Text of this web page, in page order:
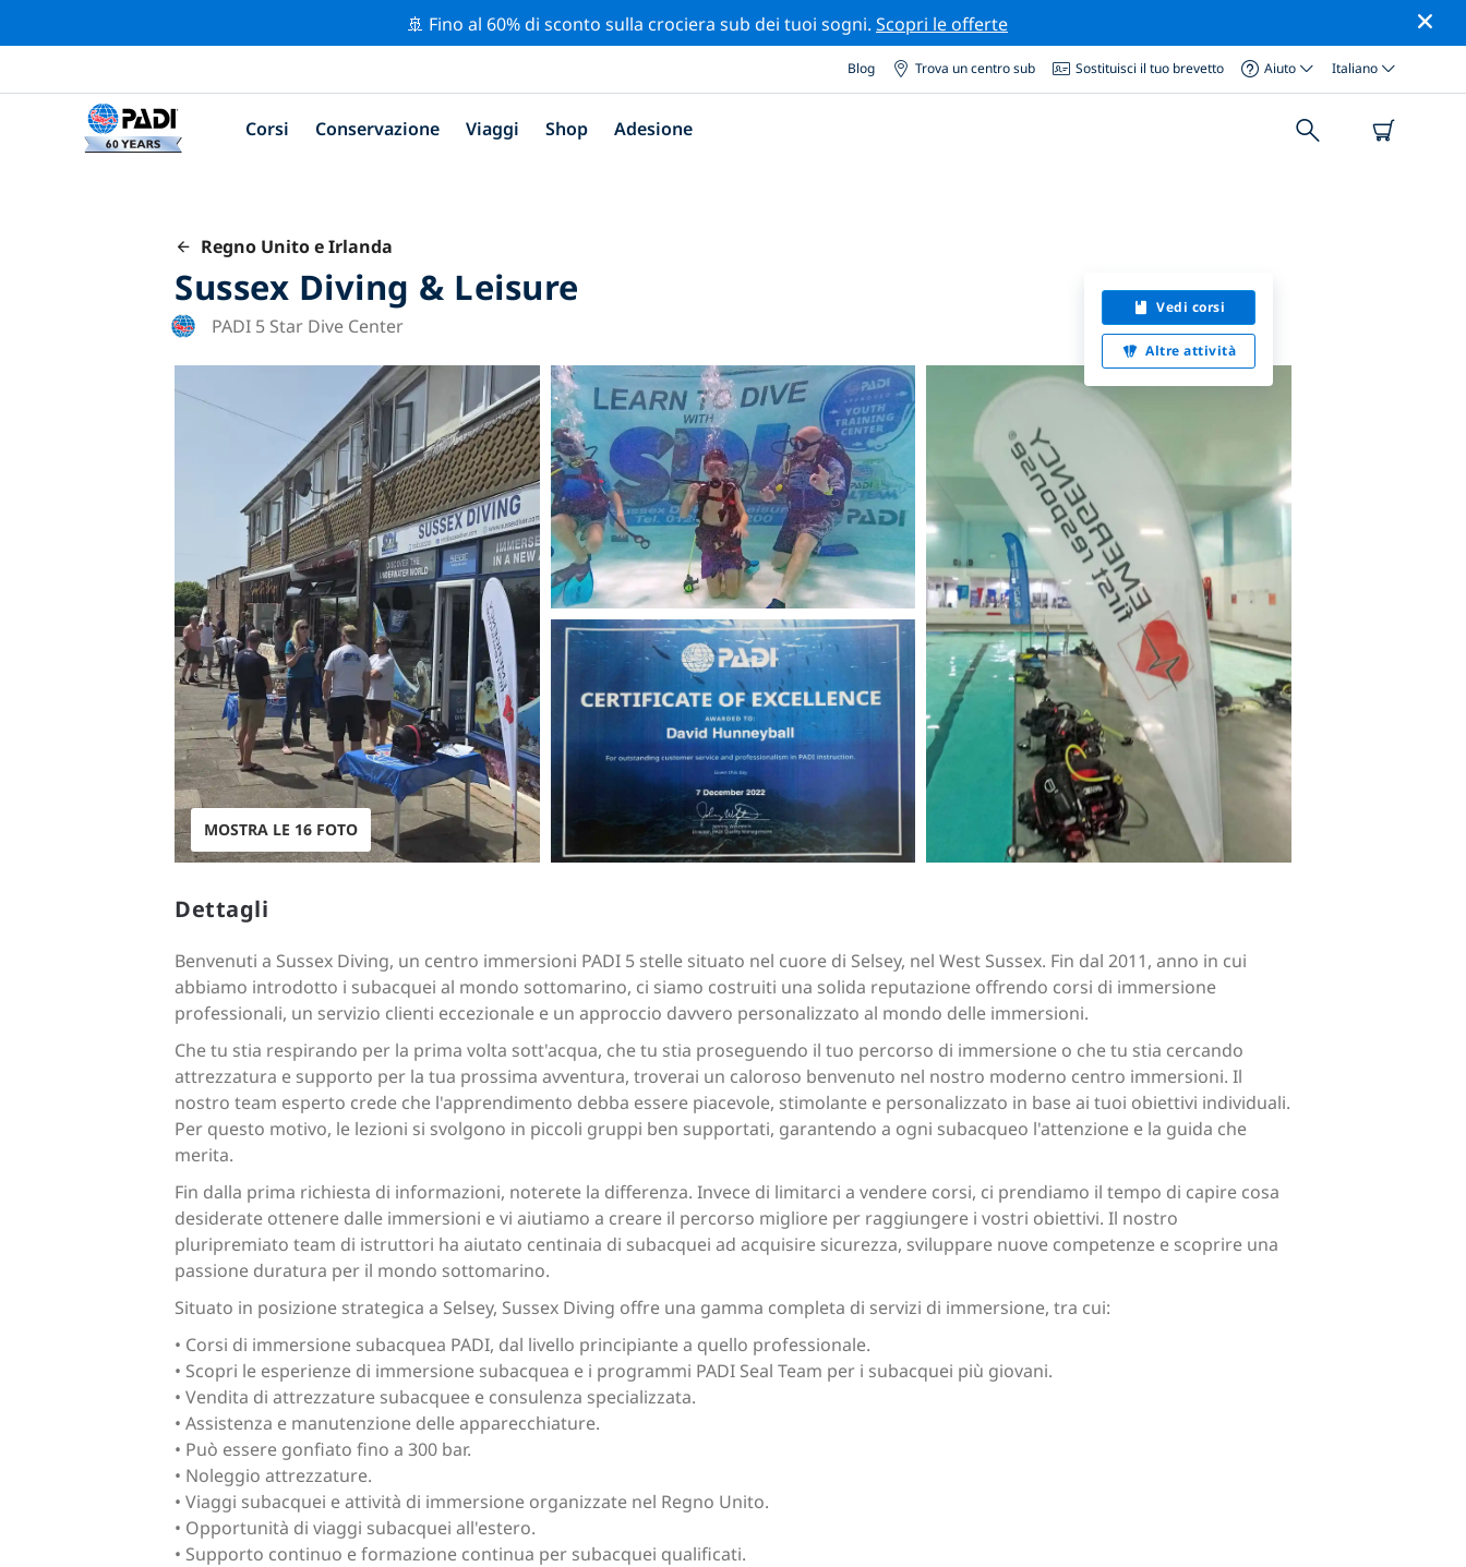
🚢 Fino al 60% di sconto sulla crociera sub dei tuoi sogni. Scopri le offerte
Blog Trova un centro sub Sostituisci il tuo brevetto Aiuto Italiano
Corsi Conservazione Viaggi Shop Adesione
Regno Unito e Irlanda
Sussex Diving & Leisure
PADI 5 Star Dive Center
Vedi corsi
Altre attività
MOSTRA LE 16 FOTO
Dettagli
Benvenuti a Sussex Diving, un centro immersioni PADI 5 stelle situato nel cuore di Selsey, nel West Sussex. Fin dal 2011, anno in cui
abbiamo introdotto i subacquei al mondo sottomarino, ci siamo costruiti una solida reputazione offrendo corsi di immersione
professionali, un servizio clienti eccezionale e un approccio davvero personalizzato al mondo delle immersioni.
Che tu stia respirando per la prima volta sott'acqua, che tu stia proseguendo il tuo percorso di immersione o che tu stia cercando
attrezzatura e supporto per la tua prossima avventura, troverai un caloroso benvenuto nel nostro moderno centro immersioni. Il
nostro team esperto crede che l'apprendimento debba essere piacevole, stimolante e personalizzato in base ai tuoi obiettivi individuali.
Per questo motivo, le lezioni si svolgono in piccoli gruppi ben supportati, garantendo a ogni subacqueo l'attenzione e la guida che
merita.
Fin dalla prima richiesta di informazioni, noterete la differenza. Invece di limitarci a vendere corsi, ci prendiamo il tempo di capire cosa
desiderate ottenere dalle immersioni e vi aiutiamo a creare il percorso migliore per raggiungere i vostri obiettivi. Il nostro
pluripremiato team di istruttori ha aiutato centinaia di subacquei ad acquisire sicurezza, sviluppare nuove competenze e scoprire una
passione duratura per il mondo sottomarino.
Situato in posizione strategica a Selsey, Sussex Diving offre una gamma completa di servizi di immersione, tra cui:
• Corsi di immersione subacquea PADI, dal livello principiante a quello professionale.
• Scopri le esperienze di immersione subacquea e i programmi PADI Seal Team per i subacquei più giovani.
• Vendita di attrezzature subacquee e consulenza specializzata.
• Assistenza e manutenzione delle apparecchiature.
• Può essere gonfiato fino a 300 bar.
• Noleggio attrezzature.
• Viaggi subacquei e attività di immersione organizzate nel Regno Unito.
• Opportunità di viaggi subacquei all'estero.
• Supporto continuo e formazione continua per subacquei qualificati.